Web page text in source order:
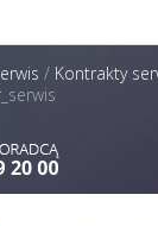
/ Kontrakty